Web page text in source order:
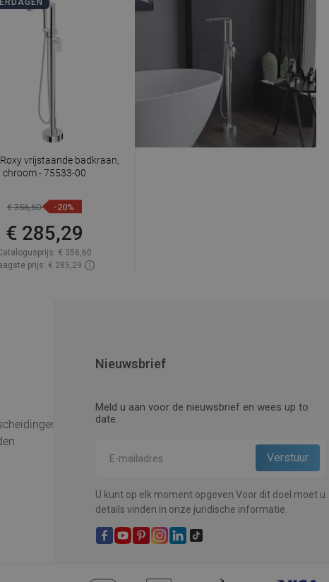
vrijstaande badkraan,
chroom - 75533-00
€ 356,60 -20%
€ 285,29
€ 356,60
prijs: € 285,29
Nieuwsbrief
Meld u aan voor de nieuwsbrief en wees up to
date.
U kunt op elk moment opgeven.Voor dit doel moet u
details vinden in onze juridische informatie.
FINNISH
CROATIAN
GREEK
SLOVENIAN